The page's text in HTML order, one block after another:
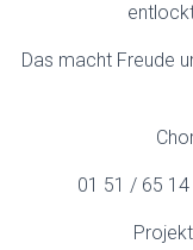
Das macht Freude
01 51 / 65